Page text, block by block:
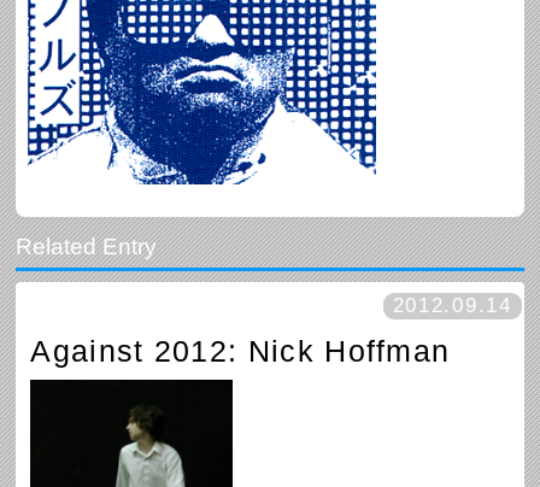
2012.09.14
Against 2012: Nick Hoffman